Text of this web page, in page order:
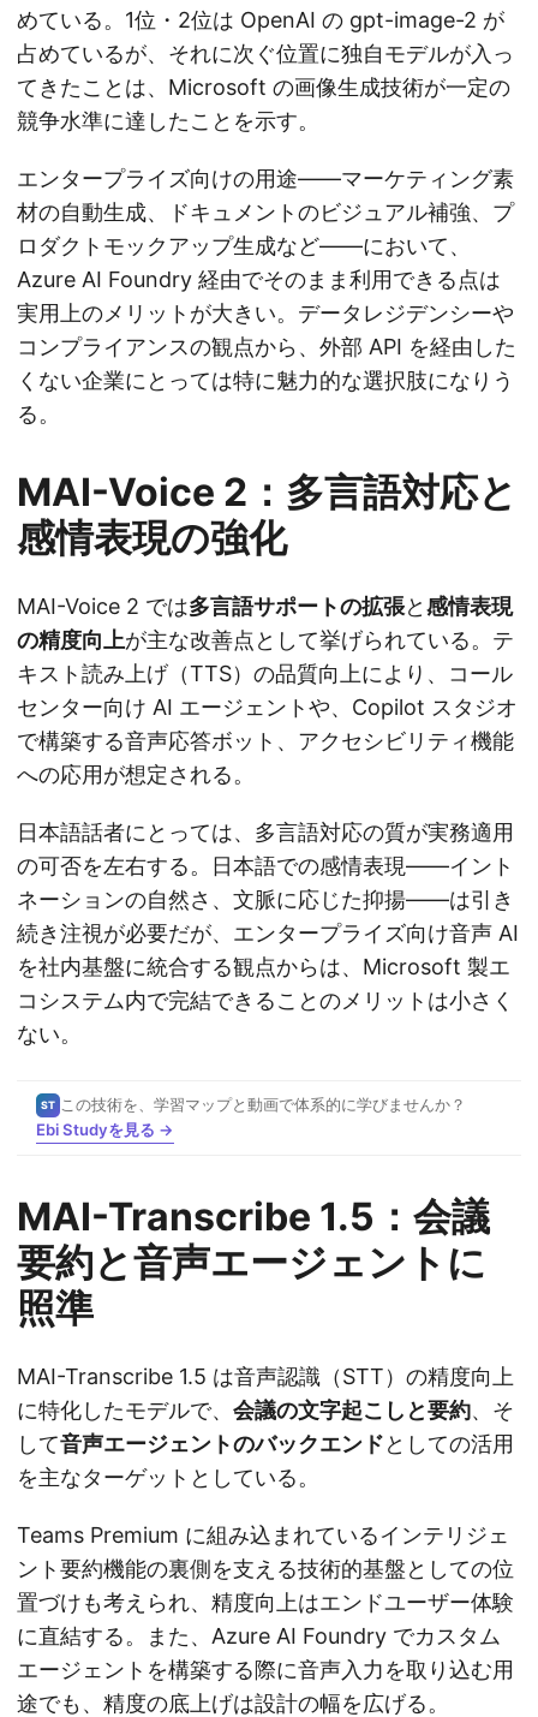
めている。1位・2位は OpenAI の gpt-image-2 が
占めているが、それに次ぐ位置に独自モデルが入っ
てきたことは、Microsoft の画像生成技術が一定の
競争水準に達したことを示す。
エンタープライズ向けの用途——マーケティング素
材の自動生成、ドキュメントのビジュアル補強、プ
ロダクトモックアップ生成など——において、
Azure AI Foundry 経由でそのまま利用できる点は
実用上のメリットが大きい。データレジデンシーや
コンプライアンスの観点から、外部 API を経由した
くない企業にとっては特に魅力的な選択肢になりう
る。
MAI-Voice 2：多言語対応と
感情表現の強化
MAI-Voice 2 では多言語サポートの拡張と感情表現
の精度向上が主な改善点として挙げられている。テ
キスト読み上げ（TTS）の品質向上により、コール
センター向け AI エージェントや、Copilot スタジオ
で構築する音声応答ボット、アクセシビリティ機能
への応用が想定される。
日本語話者にとっては、多言語対応の質が実務適用
の可否を左右する。日本語での感情表現——イント
ネーションの自然さ、文脈に応じた抑揚——は引き
続き注視が必要だが、エンタープライズ向け音声 AI
を社内基盤に統合する観点からは、Microsoft 製エ
コシステム内で完結できることのメリットは小さく
ない。
ST この技術を、学習マップと動画で体系的に学びませんか？
Ebi Studyを見る →
MAI-Transcribe 1.5：会議
要約と音声エージェントに
照準
MAI-Transcribe 1.5 は音声認識（STT）の精度向上
に特化したモデルで、 会議の文字起こしと要約、そ
して音声エージェントのバックエンドとしての活用
を主なターゲットとしている。
Teams Premium に組み込まれているインテリジェ
ント要約機能の裏側を支える技術的基盤としての位
置づけも考えられ、精度向上はエンドユーザー体験
に直結する。また、Azure AI Foundry でカスタム
エージェントを構築する際に音声入力を取り込む用
途でも、精度の底上げは設計の幅を広げる。